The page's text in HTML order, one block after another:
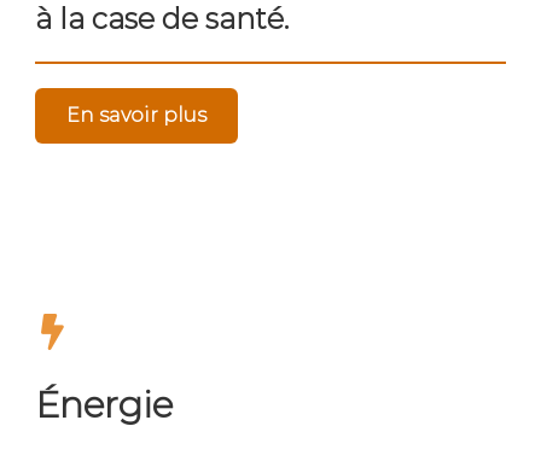
à la case de santé.
En savoir plus
Énergie